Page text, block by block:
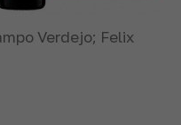
Verdejo; Felix